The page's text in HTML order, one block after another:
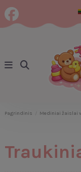
Pagrindinis Mediniai žaislai